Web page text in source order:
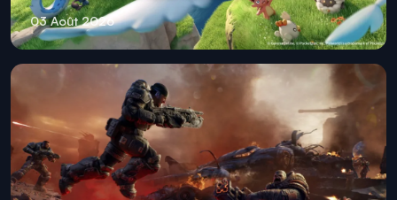
03 Août 2026